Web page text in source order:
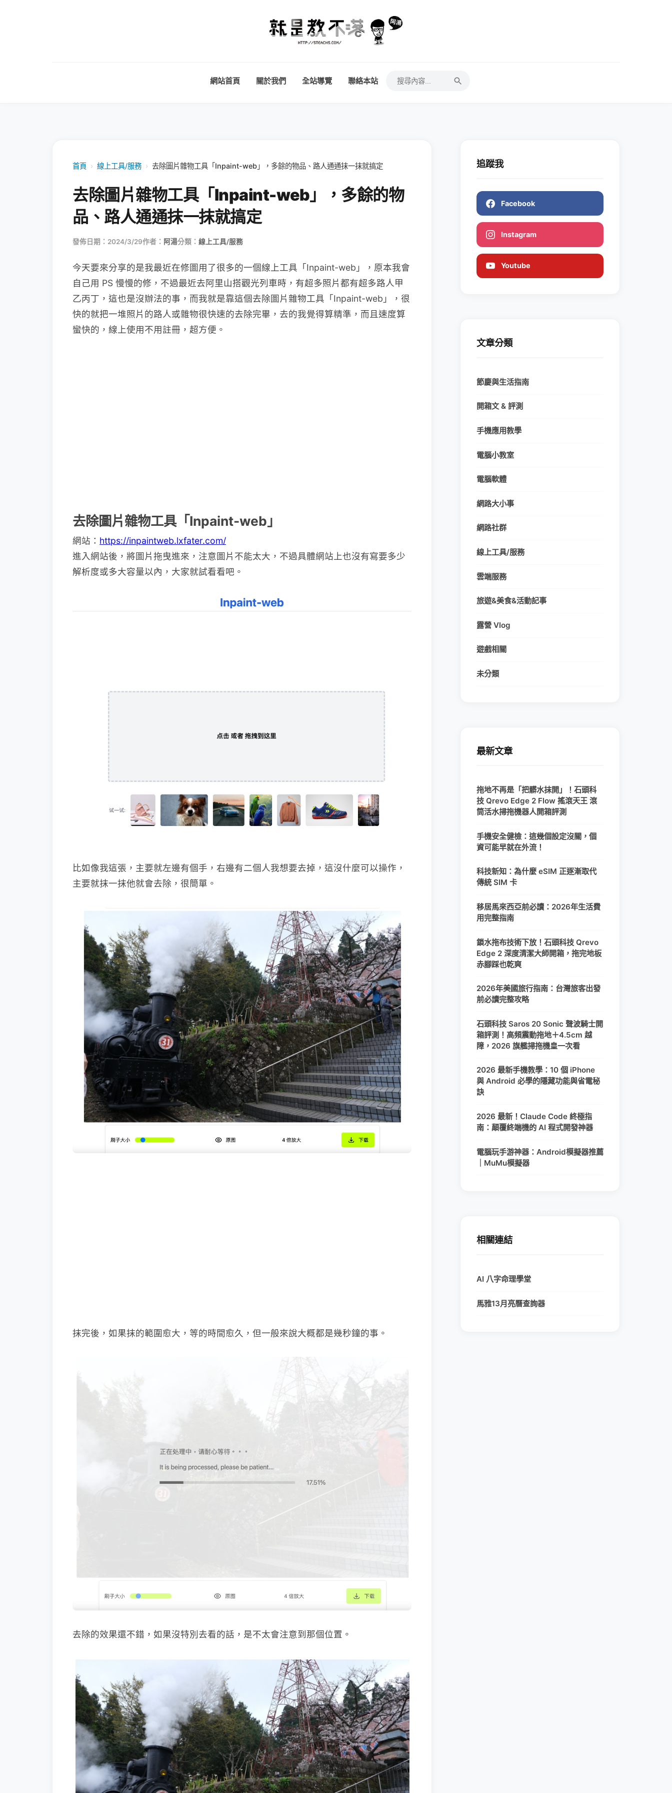
網站首頁 關於我們 全站導覽 聯絡本站
首頁 › 線上工具/服務 › 去除圖片雜物工具「Inpaint-web」，多餘的物品、路人通通抹一抹就搞定
去除圖片雜物工具「Inpaint-web」，多餘的物
品、路人通通抹一抹就搞定
發佈日期：2024/3/29作者： 阿湯分類： 線上工具/服務
今天要來分享的是我最近在修圖用了很多的一個線上工具「Inpaint-web」，原本我會
自己用 PS 慢慢的修，不過最近去阿里山搭觀光列車時，有超多照片都有超多路人甲
乙丙丁，這也是沒辦法的事，而我就是靠這個去除圖片雜物工具「Inpaint-web」，很
快的就把一堆照片的路人或雜物很快速的去除完畢，去的我覺得算精準，而且速度算
蠻快的，線上使用不用註冊，超方便。
去除圖片雜物工具「Inpaint-web」
網站： https://inpaintweb.lxfater.com/
進入網站後，將圖片拖曳進來，注意圖片不能太大，不過具體網站上也沒有寫要多少
解析度或多大容量以內，大家就試看看吧。
比如像我這張，主要就左邊有個手，右邊有二個人我想要去掉，這沒什麼可以操作，
主要就抹一抹他就會去除，很簡單。
抹完後，如果抹的範圍愈大，等的時間愈久，但一般來說大概都是幾秒鐘的事。
去除的效果還不錯，如果沒特別去看的話，是不太會注意到那個位置。
追蹤我
Facebook
Instagram
Youtube
文章分類
節慶與生活指南
開箱文 & 評測
手機應用教學
電腦小教室
電腦軟體
網路大小事
網路社群
線上工具/服務
雲端服務
旅遊&美食&活動記事
露營 Vlog
遊戲相關
未分類
最新文章
拖地不再是「把髒水抹開」！石頭科
技 Qrevo Edge 2 Flow 搖滾天王 滾
筒活水掃拖機器人開箱評測
手機安全健檢：這幾個設定沒關，個
資可能早就在外流！
科技新知：為什麼 eSIM 正逐漸取代
傳統 SIM 卡
移居馬來西亞前必讀：2026年生活費
用完整指南
鎖水拖布技術下放！石頭科技 Qrevo
Edge 2 深度清潔大師開箱，拖完地板
赤腳踩也乾爽
2026年美國旅行指南：台灣旅客出發
前必讀完整攻略
石頭科技 Saros 20 Sonic 聲波騎士開
箱評測！高頻震動拖地＋4.5cm 越
障，2026 旗艦掃拖機皇一次看
2026 最新手機教學：10 個 iPhone
與 Android 必學的隱藏功能與省電秘
訣
2026 最新！Claude Code 終極指
南：顛覆終端機的 AI 程式開發神器
電腦玩手游神器：Android模擬器推薦
｜MuMu模擬器
相關連結
AI 八字命理學堂
馬雅13月亮曆查詢器